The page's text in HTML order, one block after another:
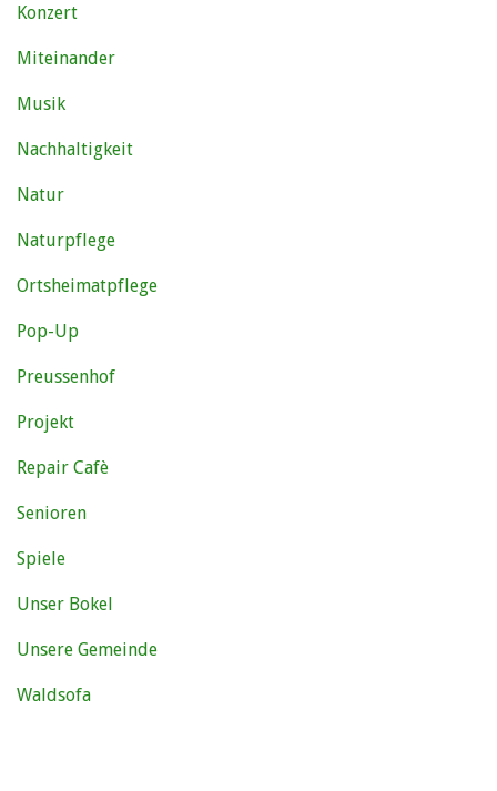
Konzert
Miteinander
Musik
Nachhaltigkeit
Natur
Naturpflege
Ortsheimatpflege
Pop-Up
Preussenhof
Projekt
Repair Cafè
Senioren
Spiele
Unser Bokel
Unsere Gemeinde
Waldsofa